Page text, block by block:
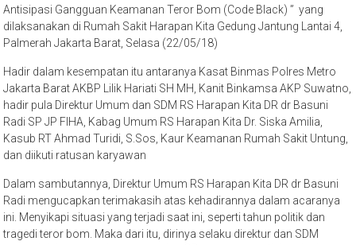
Antisipasi Gangguan Keamanan Teror Bom (Code Black) ” yang
dilaksanakan di Rumah Sakit Harapan Kita Gedung Jantung Lantai 4,
Palmerah Jakarta Barat, Selasa (22/05/18)
Hadir dalam kesempatan itu antaranya Kasat Binmas Polres Metro
Jakarta Barat AKBP Lilik Hariati SH MH, Kanit Binkamsa AKP Suwatno,
hadir pula Direktur Umum dan SDM RS Harapan Kita DR dr Basuni
Radi SP JP FIHA, Kabag Umum RS Harapan Kita Dr. Siska Amilia,
Kasub RT Ahmad Turidi, S.Sos, Kaur Keamanan Rumah Sakit Untung,
dan diikuti ratusan karyawan
Dalam sambutannya, Direktur Umum RS Harapan Kita DR dr Basuni
Radi mengucapkan terimakasih atas kehadirannya dalam acaranya
ini. Menyikapi situasi yang terjadi saat ini, seperti tahun politik dan
tragedi teror bom. Maka dari itu, dirinya selaku direktur dan SDM